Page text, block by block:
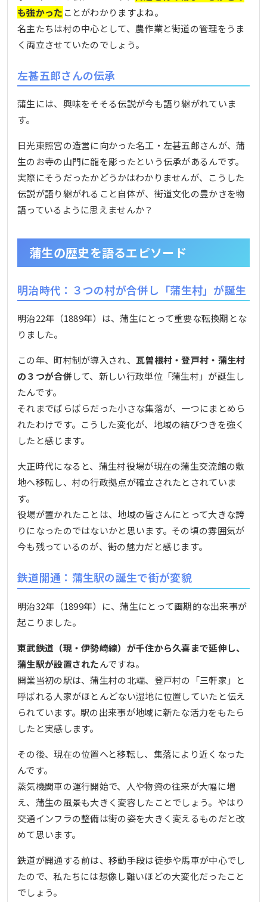
も強かったことがわかりますよね。
名主たちは村の中心として、農作業と街道の管理をうま
く両立させていたのでしょう。
左甚五郎さんの伝承
蒲生には、興味をそそる伝説が今も語り継がれていま
す。
日光東照宮の造営に向かった名工・左甚五郎さんが、蒲
生のお寺の山門に龍を彫ったという伝承があるんです。
実際にそうだったかどうかはわかりませんが、こうした
伝説が語り継がれること自体が、街道文化の豊かさを物
語っているように思えませんか？
蒲生の歴史を語るエピソード
明治時代：３つの村が合併し「蒲生村」が誕生
明治22年（1889年）は、蒲生にとって重要な転換期とな
りました。
この年、町村制が導入され、 瓦曽根村・登戸村・蒲生村
の３つが合併して、新しい行政単位「蒲生村」が誕生し
たんです。
それまでばらばらだった小さな集落が、一つにまとめら
れたわけです。こうした変化が、地域の結びつきを強く
したと感じます。
大正時代になると、蒲生村役場が現在の蒲生交流館の敷
地へ移転し、村の行政拠点が確立されたとされていま
す。
役場が置かれたことは、地域の皆さんにとって大きな誇
りになったのではないかと思います。その頃の雰囲気が
今も残っているのが、街の魅力だと感じます。
鉄道開通：蒲生駅の誕生で街が変貌
明治32年（1899年）に、蒲生にとって画期的な出来事が
起こりました。
東武鉄道（現・伊勢崎線）が千住から久喜まで延伸し、
蒲生駅が設置されたんですね。
開業当初の駅は、蒲生村の北端、登戸村の「三軒家」と
呼ばれる人家がほとんどない湿地に位置していたと伝え
られています。駅の出来事が地域に新たな活力をもたら
したと実感します。
その後、現在の位置へと移転し、集落により近くなった
んです。
蒸気機関車の運行開始で、人や物資の往来が大幅に増
え、蒲生の風景も大きく変容したことでしょう。やはり
交通インフラの整備は街の姿を大きく変えるものだと改
めて思います。
鉄道が開通する前は、移動手段は徒歩や馬車が中心でし
たので、私たちには想像し難いほどの大変化だったこと
でしょう。